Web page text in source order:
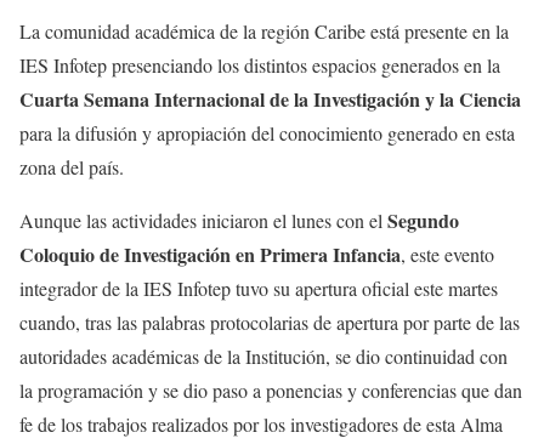
La comunidad académica de la región Caribe está presente en la
IES Infotep presenciando los distintos espacios generados en la
Cuarta Semana Internacional de la Investigación y la Ciencia
para la difusión y apropiación del conocimiento generado en esta
zona del país.
Aunque las actividades iniciaron el lunes con el Segundo
Coloquio de Investigación en Primera Infancia, este evento
integrador de la IES Infotep tuvo su apertura oficial este martes
cuando, tras las palabras protocolarias de apertura por parte de las
autoridades académicas de la Institución, se dio continuidad con
la programación y se dio paso a ponencias y conferencias que dan
fe de los trabajos realizados por los investigadores de esta Alma